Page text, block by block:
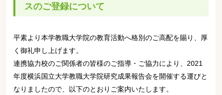
スのご登録について
平素より本学教職大学院の教育活動へ格別のご高配を賜り、厚
く御礼申し上げます。
連携協力校のご関係者の皆様のご指導・ご協力により、 2021
年度横浜国立大学教職大学院研究成果報告会を開催する運びと
なりましたので、以下のとおりご案内いたします。